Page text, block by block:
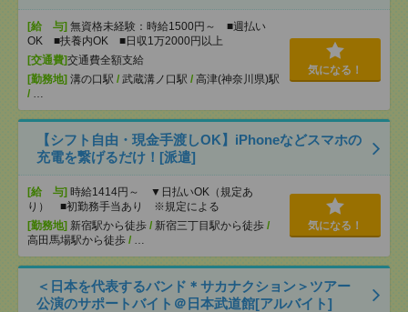
[給 与] 無資格未経験：時給1500円～ ■週払い
OK ■扶養内OK ■日収1万2000円以上
[交通費]交通費全額支給
[勤務地] 溝の口駅 / 武蔵溝ノ口駅 / 高津(神奈川県)駅
/ …
気になる！
【シフト自由・現金手渡しOK】iPhoneなどスマホの
充電を繋げるだけ！[派遣]
[給 与] 時給1414円～ ▼日払いOK（規定あ
り） ■初勤務手当あり ※規定による
[勤務地] 新宿駅から徒歩 / 新宿三丁目駅から徒歩 /
高田馬場駅から徒歩 / …
気になる！
＜日本を代表するバンド＊サカナクション＞ツアー
公演のサポートバイト＠日本武道館[アルバイト]